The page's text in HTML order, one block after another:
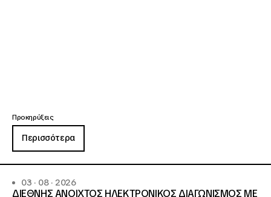
Προκηρύξεις
Περισσότερα
03 · 08 · 2026
ΔΙΕΘΝΗΣ ΑΝΟΙΧΤΟΣ ΗΛΕΚΤΡΟΝΙΚΟΣ ΔΙΑΓΩΝΙΣΜΟΣ ΜΕ